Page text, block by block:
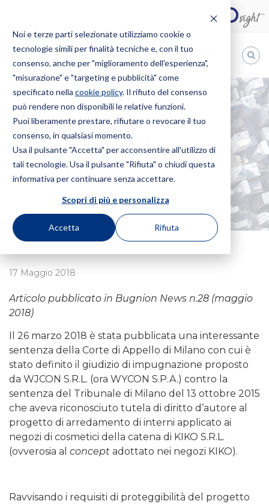
Noi e terze parti selezionate utilizziamo cookie o
tecnologie simili per finalità tecniche e, con il tuo
consenso, anche per "miglioramento dell'esperienza",
"misurazione" e "targeting e pubblicità" come
specificato nella cookie policy. Il rifiuto del consenso
può rendere non disponibili le relative funzioni.
Puoi liberamente prestare, rifiutare o revocare il tuo
consenso, in qualsiasi momento.
Usa il pulsante "Accetta" per acconsentire all'utilizzo di
tali tecnologie. Usa il pulsante "Rifiuta" o chiudi questa
informativa per continuare senza accettare.
Scopri di più e personalizza
Accetta Rifiuta
Bugnion
The
way
HOME NEWS I TRUCCHI DEL MESTIERE
I TRUCCHI DEL
MESTIERE
17 Maggio 2018
Articolo pubblicato in Bugnion News n.28 (maggio
2018)
Il 26 marzo 2018 è stata pubblicata una interessante
sentenza della Corte di Appello di Milano con cui è
stato definito il giudizio di impugnazione proposto
da WJCON S.R.L. (ora WYCON S.P.A.) contro la
sentenza del Tribunale di Milano del 13 ottobre 2015
che aveva riconosciuto tutela di diritto d’autore al
progetto di arredamento di interni applicato ai
negozi di cosmetici della catena di KIKO S.R.L.
(ovverosia al concept adottato nei negozi KIKO).
Ravvisando i requisiti di proteggibilità del progetto